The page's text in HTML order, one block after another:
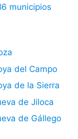
municipios
del Campo
de la Sierra
de Jiloca
de Gállego